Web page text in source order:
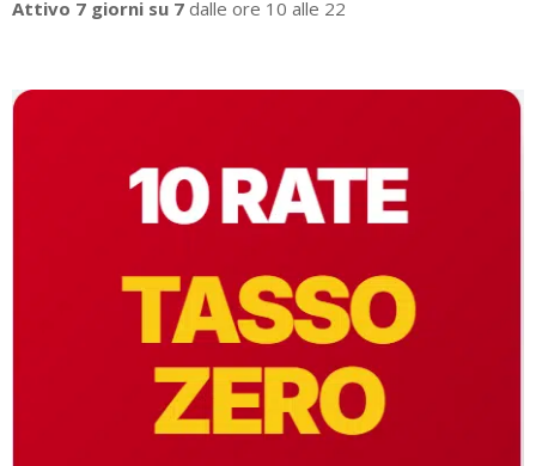
Attivo 7 giorni su 7 dalle ore 10 alle 22